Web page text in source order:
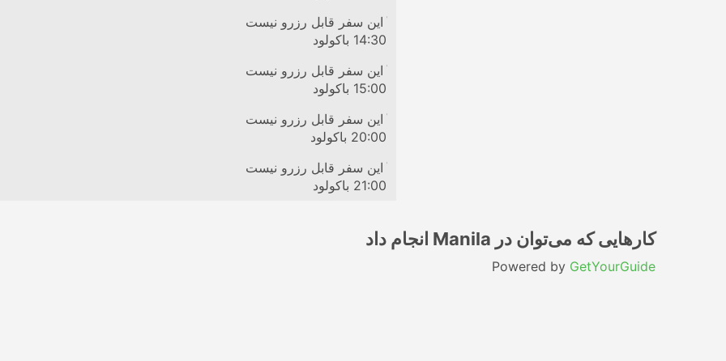
کشتی با 2GO
14:30 باکولود
این سفر قابل رزرو نیست
کشتی با 2GO
15:00 باکولود
این سفر قابل رزرو نیست
کشتی با 2GO
20:00 باکولود
این سفر قابل رزرو نیست
کشتی با 2GO
21:00 باکولود
این سفر قابل رزرو نیست
کارهایی که می‌توان در Manila انجام داد
Powered by GetYourGuide